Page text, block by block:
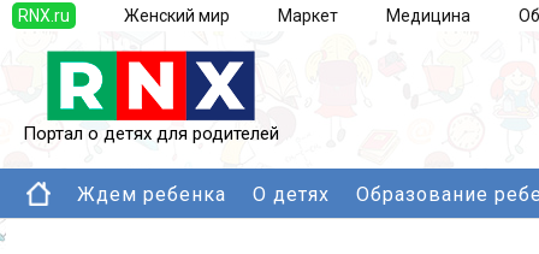
RNX.ru Женский мир Маркет Медицина
Портал о детях для родителей
Ждем ребенка О детях Образование